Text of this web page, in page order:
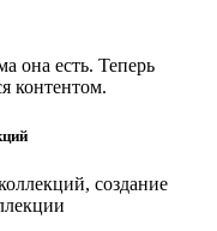
она есть. Теперь
контентом.
создание